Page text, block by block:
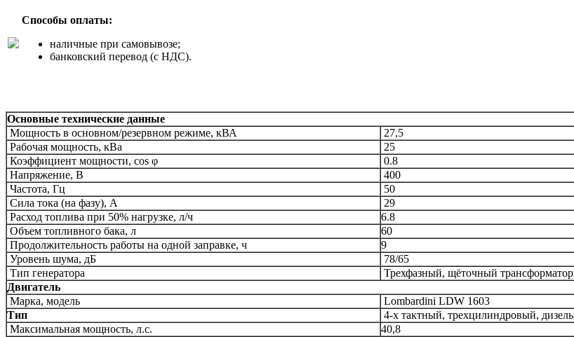
Способы оплаты:
наличные при самовывозе;
банковский перевод (с НДС).
Основные технические данные
Мощность в основном/резервном режиме, кВА
27,5
Рабочая мощность, кВа
25
Коэффициент мощности, cos φ
0.8
Напряжение, В
400
Частота, Гц
50
Сила тока (на фазу), А
29
Расход топлива при 50% нагрузке, л/ч
6.8
Объем топливного бака, л
60
Продолжительность работы на одной заправке, ч
9
Уровень шума, дБ
78/65
Тип генератора
Трехфазный, щёточный
Двигатель
Марка, модель
Lombardini LDW 1603
Тип
4-х тактный, трехцилиндровый,
Максимальная мощность, л.с.
40,8